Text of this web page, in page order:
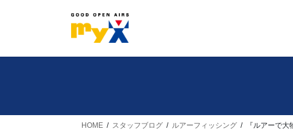
ン
ー
HOME スタッフブログ ルアーフィッシング 『ルアーで